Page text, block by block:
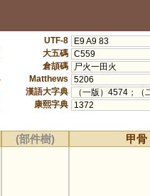
UTF-8
E9 A9 83
大五碼 C559
倉頡碼
尸火一田火
Matthews
5206
漢語大字典
（一版）4574；（
康熙字典
1372
(部件樹) 甲骨